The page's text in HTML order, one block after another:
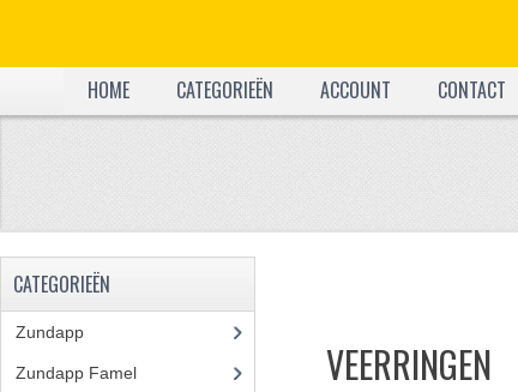
HOME CATEGORIEËN ACCOUNT CONTACT
VEERRINGEN
CATEGORIEËN
Zundapp
Zundapp Famel